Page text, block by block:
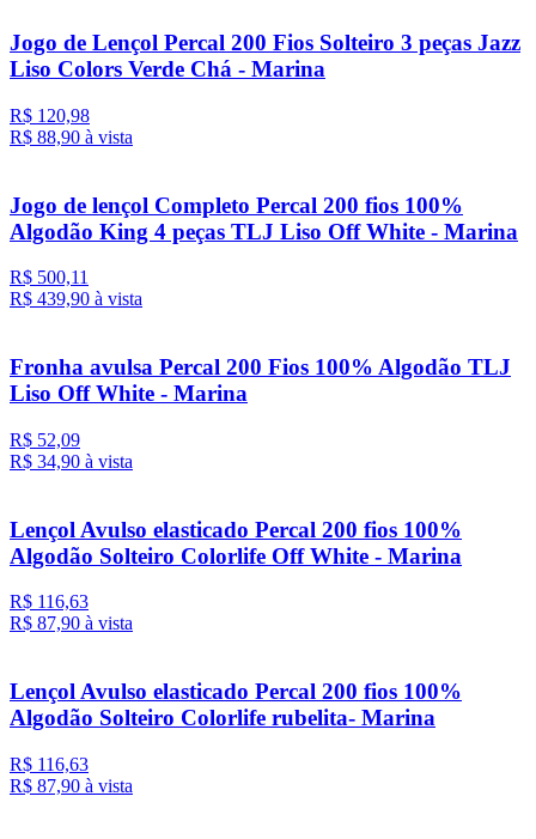
Jogo de Lençol Percal 200 Fios Solteiro 3 peças Jazz
Liso Colors Verde Chá - Marina
R$ 120,98
R$ 88,90 à vista
Jogo de lençol Completo Percal 200 fios 100%
Algodão King 4 peças TLJ Liso Off White - Marina
R$ 500,11
R$ 439,90 à vista
Fronha avulsa Percal 200 Fios 100% Algodão TLJ
Liso Off White - Marina
R$ 52,09
R$ 34,90 à vista
Lençol Avulso elasticado Percal 200 fios 100%
Algodão Solteiro Colorlife Off White - Marina
R$ 116,63
R$ 87,90 à vista
Lençol Avulso elasticado Percal 200 fios 100%
Algodão Solteiro Colorlife rubelita- Marina
R$ 116,63
R$ 87,90 à vista